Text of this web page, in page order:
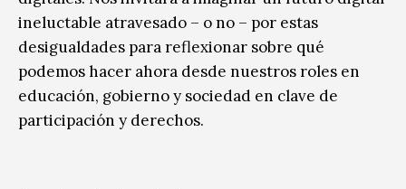
ineluctable atravesado – o no – por estas
desigualdades para reflexionar sobre qué
podemos hacer ahora desde nuestros roles en
educación, gobierno y sociedad en clave de
participación y derechos.